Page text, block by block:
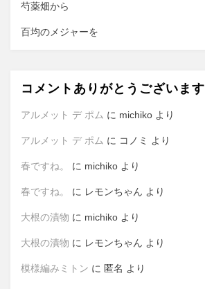
芍薬畑から
百均のメジャーを
コメントありがとうございます
アルメット デ ポム に michiko より
アルメット デ ポム に コノミ より
春ですね。 に michiko より
春ですね。 に レモンちゃん より
大根の漬物 に michiko より
大根の漬物 に レモンちゃん より
模様編みミトン に 匿名 より